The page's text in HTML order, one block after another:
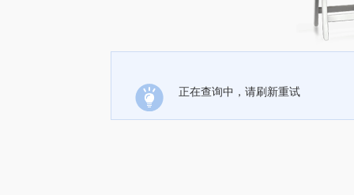
正在查询中，请刷新重试